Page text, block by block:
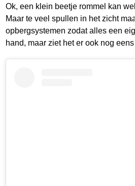
Ok, een klein beetje rommel kan
Maar te veel spullen in het zicht
opbergsystemen zodat alles een
hand, maar ziet het er ook nog